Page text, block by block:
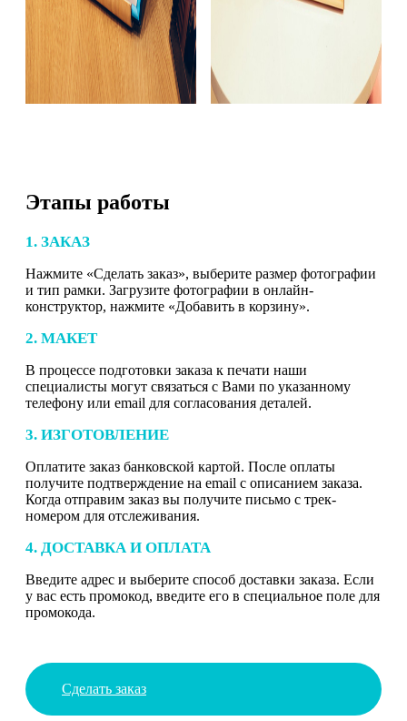
Этапы работы
1. ЗАКАЗ
Нажмите «Сделать заказ», выберите размер фотографии
и тип рамки. Загрузите фотографии в онлайн-
конструктор, нажмите «Добавить в корзину».
2. МАКЕТ
В процессе подготовки заказа к печати наши
специалисты могут связаться с Вами по указанному
телефону или email для согласования деталей.
3. ИЗГОТОВЛЕНИЕ
Оплатите заказ банковской картой. После оплаты
получите подтверждение на email с описанием заказа.
Когда отправим заказ вы получите письмо с трек-
номером для отслеживания.
4. ДОСТАВКА И ОПЛАТА
Введите адрес и выберите способ доставки заказа. Если
у вас есть промокод, введите его в специальное поле для
промокода.
Сделать заказ